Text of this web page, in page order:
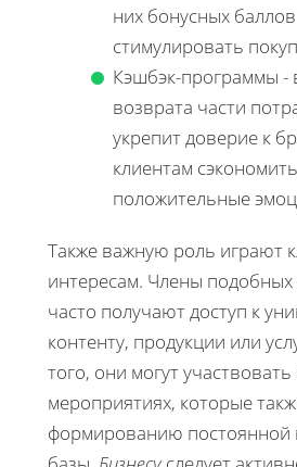
них бонусных
стимулировать
Кэшбэк-программы -
возврата части
укрепит доверие к
клиентам
положительные
Также важную роль играют
интересам. Члены
часто получают доступ к
контенту, продукции или
того, они могут участвовать
мероприятиях, которые
формированию постоянной